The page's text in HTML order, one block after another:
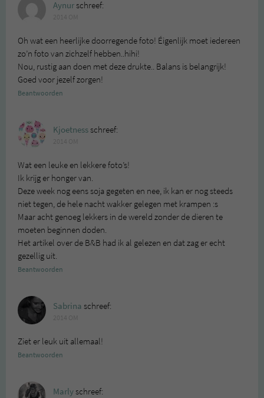
Aynurschreef:
Oh wat een heerlijke doorregende foto! Éigenlijk moet iedereen
zo’n foto van zichzelf hebben..hihi!
Nou, rustig aan doen met deze drukte.. Balans is belangrijk!
Goed voor jezelf zorgen!
Beantwoorden
Kjoetnessschreef:
Wat een leuke en lekkere foto’s!
Ik krijg er honger van.
Deze week nog eens soja gegeten en nee, ik kan er nog steeds
niet tegen, de hele nacht wakker gelegen met krampen :s
Maar acht genoeg lekkers in de wereld zonder de dieren te
moeten beginnen doden.
Het artikel over de B&B had ik al gelezen en dat zag er echt
gezellig uit.
Beantwoorden
Sabrina schreef:
Ziet er leuk uit allemaal!
Beantwoorden
Marlyschreef: